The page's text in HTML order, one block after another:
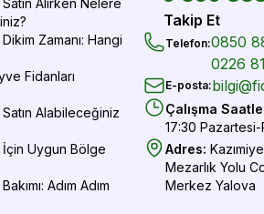
Alırken Nelere
Zamanı: Hangi
Fidanları
Alabileceğiniz
İçin Uygun Bölge
Adım Adım
Takip Et
Telefon:0850
0226
E-posta:
Çalışma
17:30
Adres:
Mezarlık Yolu
Merkez Yalova